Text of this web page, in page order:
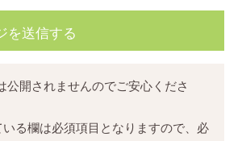
を送信する
公開されませんのでご安心くださ
いる欄は必須項目となりますので、必